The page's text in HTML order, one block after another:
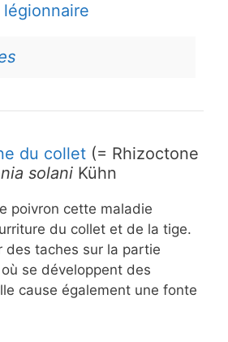
du collet (= Rhizoctone
solani Kühn
poivron cette maladie
du collet et de la tige.
des taches sur la partie
se développent des
cause également une fonte